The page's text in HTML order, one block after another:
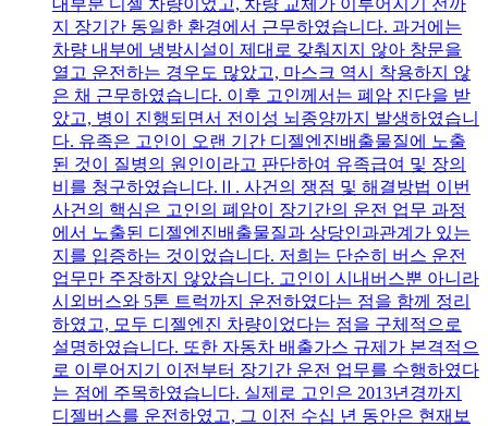
지 장기간 동일한 환경에서 근무하였습니다. 과거에는
차량 내부에 냉방시설이 제대로 갖춰지지 않아 창문을
열고 운전하는 경우도 많았고, 마스크 역시 착용하지 않
은 채 근무하였습니다. 이후 고인께서는 폐암 진단을 받
았고, 병이 진행되면서 전이성 뇌종양까지 발생하였습니
다. 유족은 고인이 오랜 기간 디젤엔진배출물질에 노출
된 것이 질병의 원인이라고 판단하여 유족급여 및 장의
비를 청구하였습니다.Ⅱ. 사건의 쟁점 및 해결방법 이번
사건의 핵심은 고인의 폐암이 장기간의 운전 업무 과정
에서 노출된 디젤엔진배출물질과 상당인과관계가 있는
지를 입증하는 것이었습니다. 저희는 단순히 버스 운전
업무만 주장하지 않았습니다. 고인이 시내버스뿐 아니라
시외버스와 5톤 트럭까지 운전하였다는 점을 함께 정리
하였고, 모두 디젤엔진 차량이었다는 점을 구체적으로
설명하였습니다. 또한 자동차 배출가스 규제가 본격적으
로 이루어지기 이전부터 장기간 운전 업무를 수행하였다
는 점에 주목하였습니다. 실제로 고인은 2013년경까지
디젤버스를 운전하였고, 그 이전 수십 년 동안은 현재보